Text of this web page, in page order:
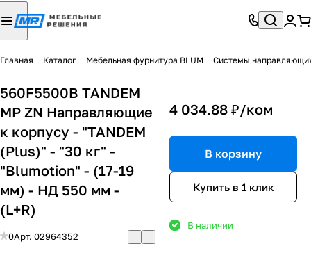
Главная Каталог Мебельная фурнитура BLUM Системы
560F5500B TANDEM
MP ZN Направляющие
к корпусу - "TANDEM
(Plus)" - "30 кг" -
"Blumotion" - (17-19
мм) - НД 550 мм -
(L+R)
0Арт. 02964352
4 034.88 ₽/ком
В корзину
Купить в 1 клик
В наличии